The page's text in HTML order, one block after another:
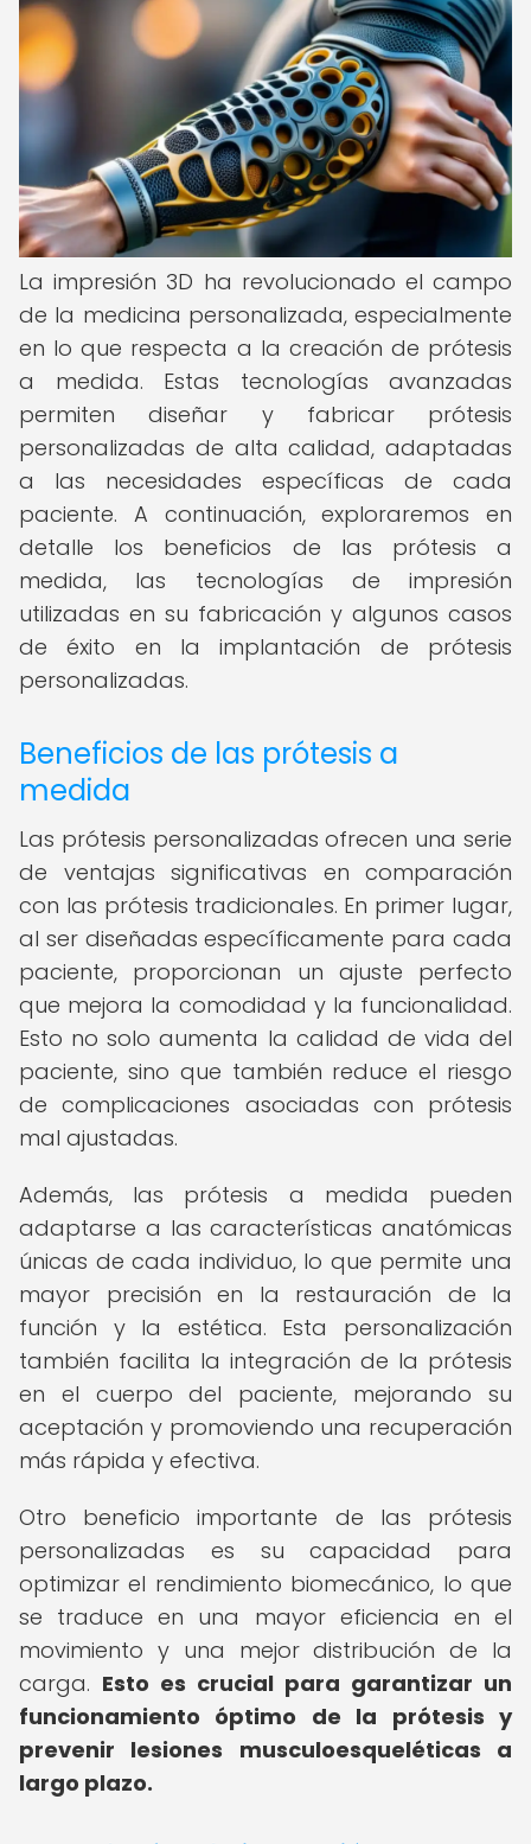
La impresión 3D ha revolucionado el campo
de la medicina personalizada, especialmente
en lo que respecta a la creación de prótesis
a medida. Estas tecnologías avanzadas
permiten diseñar y fabricar prótesis
personalizadas de alta calidad, adaptadas
a las necesidades específicas de cada
paciente. A continuación, exploraremos en
detalle los beneficios de las prótesis a
medida, las tecnologías de impresión
utilizadas en su fabricación y algunos casos
de éxito en la implantación de prótesis
personalizadas.
Beneficios de las prótesis a
medida
Las prótesis personalizadas ofrecen una serie
de ventajas significativas en comparación
con las prótesis tradicionales. En primer lugar,
al ser diseñadas específicamente para cada
paciente, proporcionan un ajuste perfecto
que mejora la comodidad y la funcionalidad.
Esto no solo aumenta la calidad de vida del
paciente, sino que también reduce el riesgo
de complicaciones asociadas con prótesis
mal ajustadas.
Además, las prótesis a medida pueden
adaptarse a las características anatómicas
únicas de cada individuo, lo que permite una
mayor precisión en la restauración de la
función y la estética. Esta personalización
también facilita la integración de la prótesis
en el cuerpo del paciente, mejorando su
aceptación y promoviendo una recuperación
más rápida y efectiva.
Otro beneficio importante de las prótesis
personalizadas es su capacidad para
optimizar el rendimiento biomecánico, lo que
se traduce en una mayor eficiencia en el
movimiento y una mejor distribución de la
carga. Esto es crucial para garantizar un
funcionamiento óptimo de la prótesis y
prevenir lesiones musculoesqueléticas a
largo plazo.